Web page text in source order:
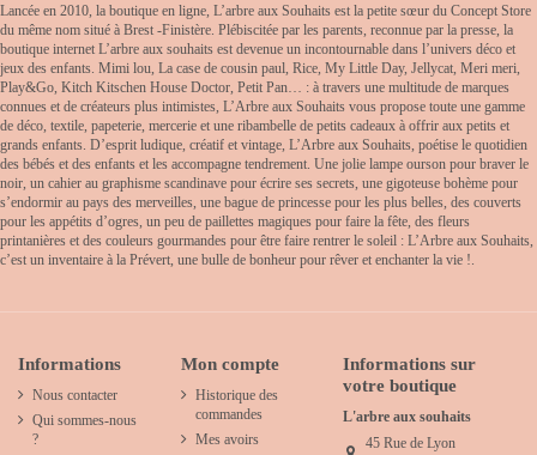
Lancée en 2010, la boutique en ligne, L’arbre aux Souhaits est la petite sœur du Concept Store
du même nom situé à Brest -Finistère. Plébiscitée par les parents, reconnue par la presse, la
boutique internet L’arbre aux souhaits est devenue un incontournable dans l’univers déco et
jeux des enfants. Mimi lou, La case de cousin paul, Rice, My Little Day, Jellycat, Meri meri,
Play&Go, Kitch Kitschen House Doctor, Petit Pan… : à travers une multitude de marques
connues et de créateurs plus intimistes, L’Arbre aux Souhaits vous propose toute une gamme
de déco, textile, papeterie, mercerie et une ribambelle de petits cadeaux à offrir aux petits et
grands enfants. D’esprit ludique, créatif et vintage, L’Arbre aux Souhaits, poétise le quotidien
des bébés et des enfants et les accompagne tendrement. Une jolie lampe ourson pour braver le
noir, un cahier au graphisme scandinave pour écrire ses secrets, une gigoteuse bohème pour
s’endormir au pays des merveilles, une bague de princesse pour les plus belles, des couverts
pour les appétits d’ogres, un peu de paillettes magiques pour faire la fête, des fleurs
printanières et des couleurs gourmandes pour être faire rentrer le soleil : L’Arbre aux Souhaits,
c’est un inventaire à la Prévert, une bulle de bonheur pour rêver et enchanter la vie !.
Informations
Nous contacter
Qui sommes-nous
?
Mon compte
Historique des
commandes
Mes avoirs
Informations sur
votre boutique
L'arbre aux souhaits
45 Rue de Lyon